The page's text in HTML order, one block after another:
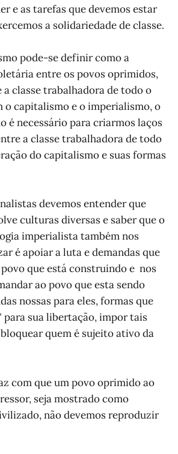
e as tarefas que devemos estar
a solidariedade de classe.
pode-se definir como a
entre os povos oprimidos,
classe trabalhadora de todo o
o capitalismo e o imperialismo, o
é necessário para criarmos laços
a classe trabalhadora de todo
do capitalismo e suas formas
devemos entender que
culturas diversas e saber que o
imperialista também nos
é apoiar a luta e demandas que
que está construindo e nos
ao povo que esta sendo
nossas para eles, formas que
para sua libertação, impor tais
quem é sujeito ativo da
com que um povo oprimido ao
seja mostrado como
não devemos reproduzir